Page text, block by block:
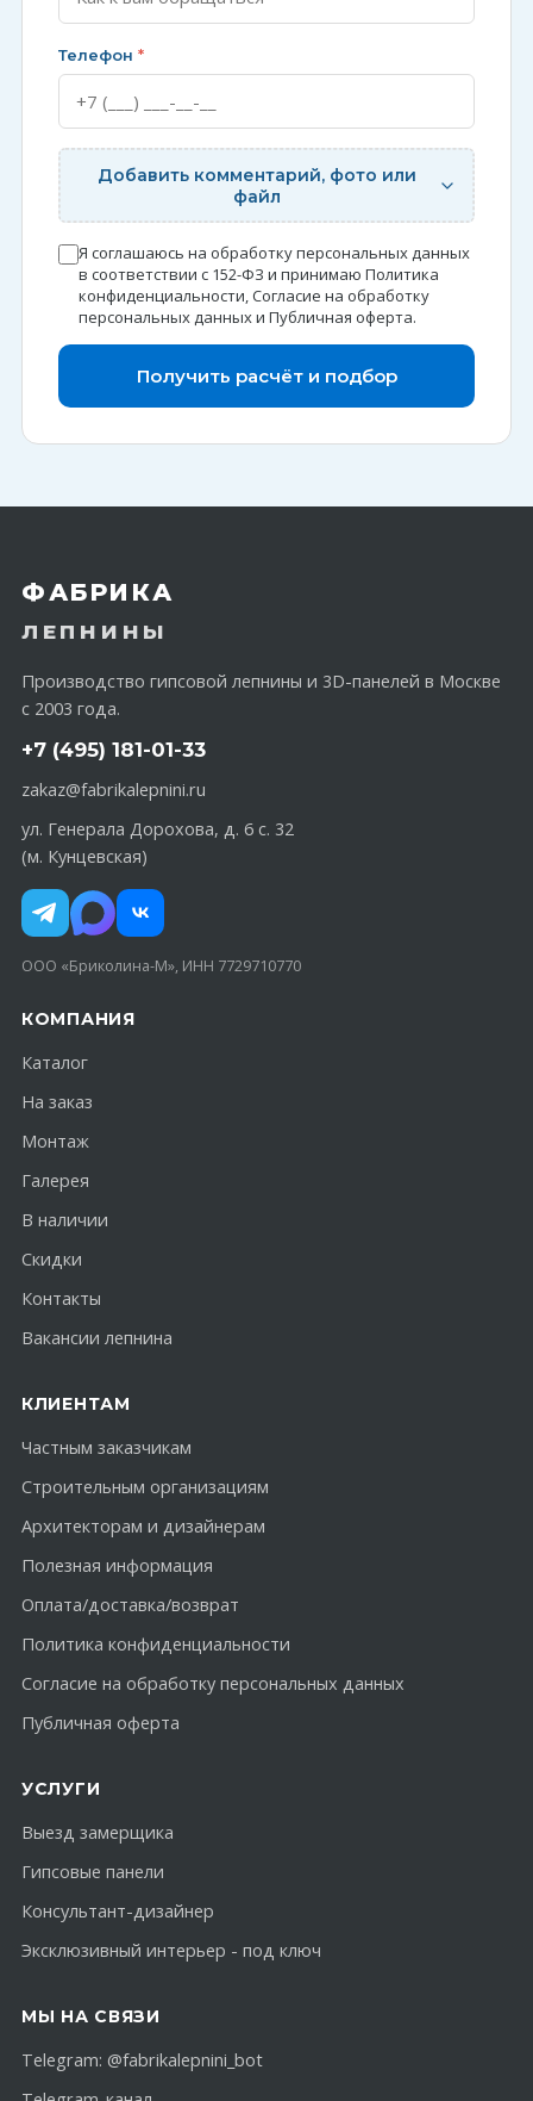
Телефон *
Добавить комментарий, фото или
файл
Я соглашаюсь на обработку персональных данных
в соответствии с 152-ФЗ и принимаю Политика
конфиденциальности,Согласие на обработку
персональных данныхи Публичная оферта.
Получить расчёт и подбор
ФАБРИКА
ЛЕПНИНЫ
Производство гипсовой лепнины и 3D-панелей в Москве
с 2003 года.
+7 (495) 181-01-33
zakaz@fabrikalepnini.ru
ул. Генерала Дорохова, д. 6 с. 32
(м. Кунцевская)
ООО «Бриколина-М», ИНН 7729710770
КОМПАНИЯ
Каталог
На заказ
Монтаж
Галерея
В наличии
Скидки
Контакты
Вакансии лепнина
КЛИЕНТАМ
Частным заказчикам
Строительным организациям
Архитекторам и дизайнерам
Полезная информация
Оплата/доставка/возврат
Политика конфиденциальности
Согласие на обработку персональных данных
Публичная оферта
УСЛУГИ
Выезд замерщика
Гипсовые панели
Консультант-дизайнер
Эксклюзивный интерьер - под ключ
МЫ НА СВЯЗИ
Telegram: @fabrikalepnini_bot